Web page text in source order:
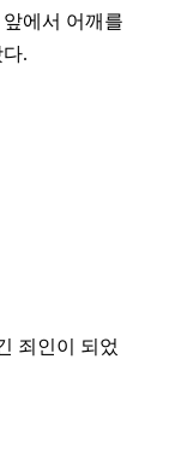
에서 어깨를
.
죄인이 되었